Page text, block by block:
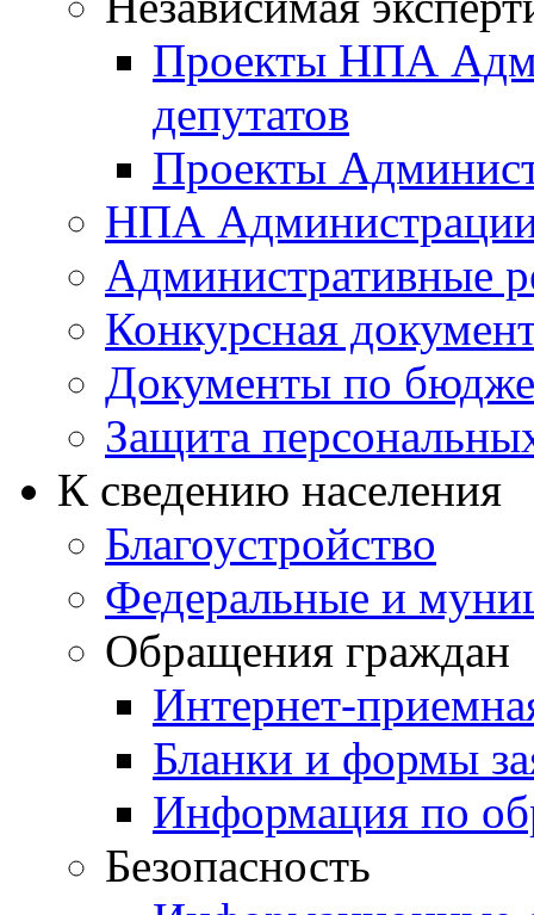
Проекты НПА
депутатов
Проекты
НПА
Административные
Конкурсная
Документы по
Защита
К сведению населения
Благоустройство
Федеральные и
Обращения граждан
Интернет-
Бланки и формы
Информация по
Безопасность